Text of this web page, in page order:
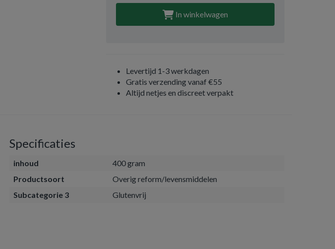
In winkelwagen
Levertijd 1-3 werkdagen
Gratis verzending vanaf €55
Altijd netjes en discreet verpakt
Specificaties
inhoud
400 gram
Productsoort
Overig reform/levensmiddelen
Subcategorie 3
Glutenvrij